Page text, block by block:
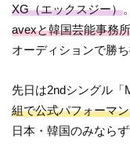
XG（エックスジー）。
avexと韓国芸能事務
オーディションで勝
先日は2ndシングル
組で公式パフォーマ
日本・韓国のみなら